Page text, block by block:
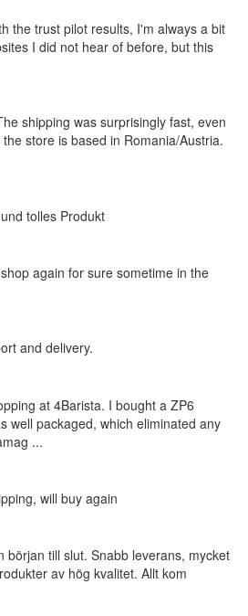
the trust pilot results, I'm always a bit
I did not hear of before, but this
shipping was surprisingly fast, even
store is based in Romania/Austria.
tolles Produkt
again for sure sometime in the
and delivery.
at 4Barista. I bought a ZP6
well packaged, which eliminated any
...
will buy again
början till slut. Snabb leverans, mycket
av hög kvalitet. Allt kom